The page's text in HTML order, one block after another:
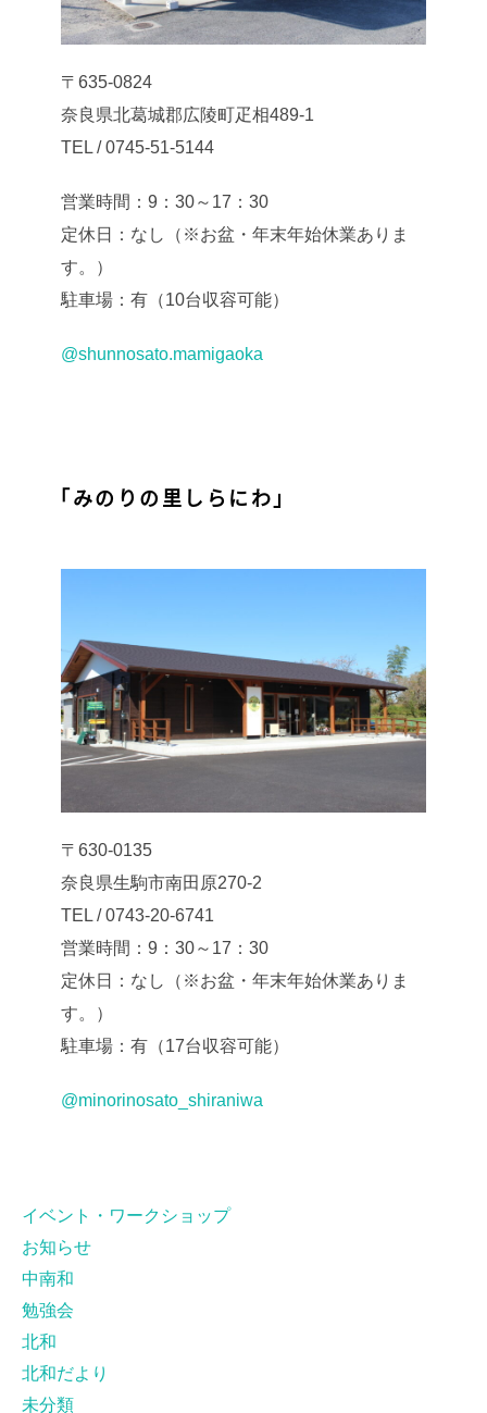
〒635-0824
奈良県北葛城郡広陵町疋相489-1
TEL / 0745-51-5144
営業時間：9：30～17：30
定休日：なし（※お盆・年末年始休業ありま
す。）
駐車場：有（10台収容可能）
@shunnosato.mamigaoka
「みのりの里しらにわ」
〒630-0135
奈良県生駒市南田原270-2
TEL / 0743-20-6741
営業時間：9：30～17：30
定休日：なし（※お盆・年末年始休業ありま
す。）
駐車場：有（17台収容可能）
@minorinosato_shiraniwa
イベント・ワークショップ
お知らせ
中南和
勉強会
北和
北和だより
未分類